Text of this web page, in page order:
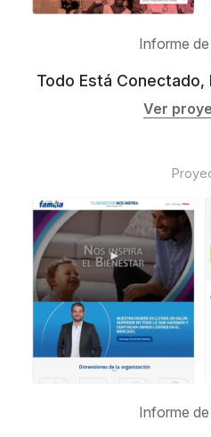
Informe
Todo Está
Ver
Informe